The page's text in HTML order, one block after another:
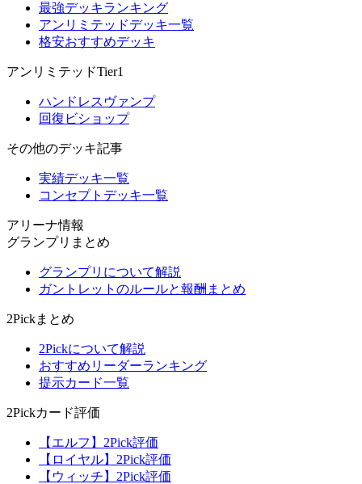
最強デッキランキング
アンリミテッドデッキ一覧
格安おすすめデッキ
アンリミテッドTier1
ハンドレスヴァンプ
回復ビショップ
その他のデッキ記事
実績デッキ一覧
コンセプトデッキ一覧
アリーナ情報
グランプリまとめ
グランプリについて解説
ガントレットのルールと報酬まとめ
2Pickまとめ
2Pickについて解説
おすすめリーダーランキング
提示カード一覧
2Pickカード評価
【エルフ】2Pick評価
【ロイヤル】2Pick評価
【ウィッチ】2Pick評価